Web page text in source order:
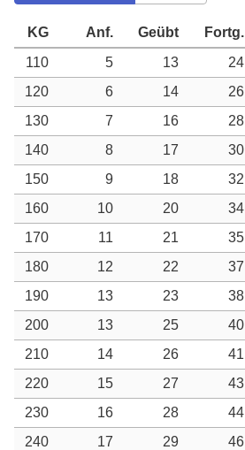
KG Anf. Geübt Fortg.
110
5 13 24
120
6 14 26
130
7 16 28
140
8 17 30
150
9 18 32
160
10 20 34
170
11 21 35
180
12 22 37
190
13 23 38
200
13 25 40
210
14 26 41
220
15 27 43
230
16 28 44
240
17 29 46